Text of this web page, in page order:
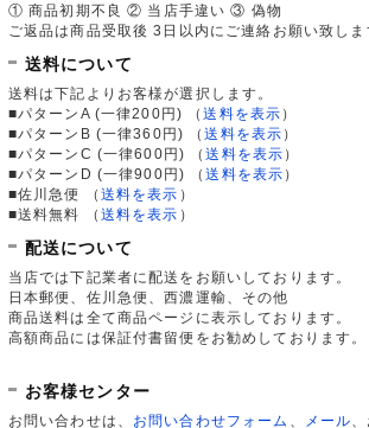
① 商品初期不良 ② 当店手違い ③ 偽物
ご返品は商品受取後 3日以内にご連絡お願い致しま
送料について
送料は下記よりお客様が選択します。
■パターンA (一律200円)
（送料を表示 ）
■パターンB (一律360円)
（送料を表示 ）
■パターンC (一律600円)
（送料を表示 ）
■パターンD (一律900円)
（送料を表示 ）
■佐川急便
（ 送料を表示 ）
■送料無料
（ 送料を表示 ）
配送について
当店では下記業者に配送をお願いしております。
日本郵便、佐川急便、西濃運輸、その他
商品送料は全て商品ページに表示しております。
高額商品には保証付書留便をお勧めしております。
お客様センター
お問い合わせは、 お問い合わせフォーム メール